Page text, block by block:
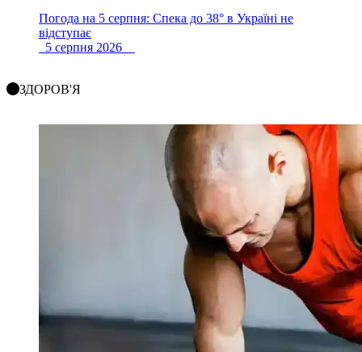
Погода на 5 серпня: Спека до 38° в Україні не
відступає
5 серпня 2026
ЗДОРОВ'Я